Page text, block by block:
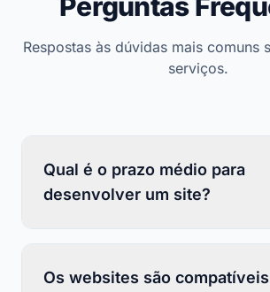
Respostas às dúvidas mais comuns
serviços.
Qual é o prazo médio para
desenvolver um site?
Os websites são